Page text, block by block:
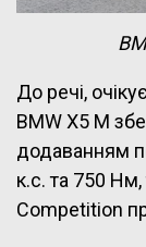
До речі,
BMW X5 M
додаванням
к.с. та 750
Competition